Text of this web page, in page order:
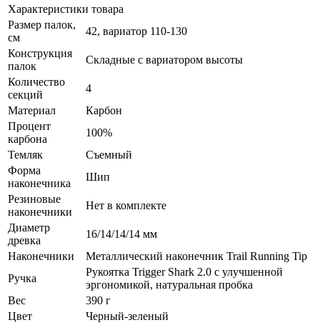
Характеристики товара
Размер палок,
см
42, вариатор 110-130
Конструкция
палок
Складные с вариатором высоты
Количество
секций
4
Материал
Карбон
Процент
карбона
100%
Темляк
Съемный
Форма
наконечника
Шип
Резиновые
наконечники
Нет в комплекте
Диаметр
древка
16/14/14/14 мм
Наконечники
Металлический наконечник Trail Running Tip
Ручка
Рукоятка Trigger Shark 2.0 c улучшенной
эргономикой, натуральная пробка
Вес
390 г
Цвет
Черный-зеленый